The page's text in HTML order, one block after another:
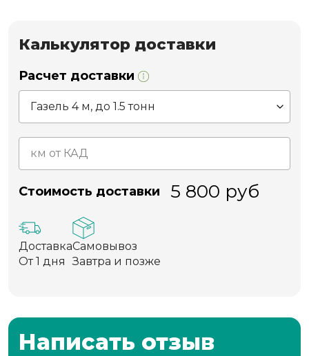
Калькулятор доставки
Расчет доставки
Стоимость доставки 5 800 руб
Доставка
От 1 дня
Самовывоз
Завтра и позже
Написать отзыв